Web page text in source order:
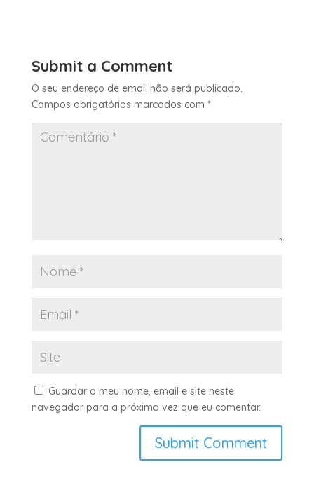
Submit a Comment
O seu endereço de email não será publicado.
Campos obrigatórios marcados com *
Guardar o meu nome, email e site neste
navegador para a próxima vez que eu comentar.